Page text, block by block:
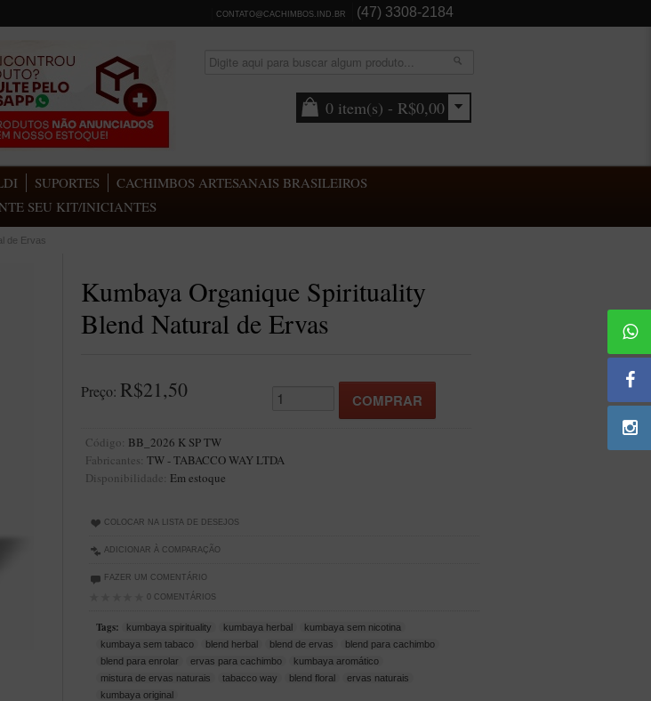
CONTATO@CACHIMBOS.IND.BR (47) 3308-2184
0 item(s) - R$0,00
SUPORTES
CACHIMBOS ARTESANAIS BRASILEIROS
SEU KIT/INICIANTES
de Ervas
Kumbaya Organique Spirituality
Blend Natural de Ervas
Preço: R$21,50
Código: BB_2026 K SP TW
Fabricantes: TW - TABACCO WAY LTDA
Disponibilidade: Em estoque
COLOCAR NA LISTA DE DESEJOS
ADICIONAR À COMPARAÇÃO
FAZER UM COMENTÁRIO
0 COMENTÁRIOS
Tags: kumbaya spirituality kumbaya herbal
kumbaya sem nicotina
kumbaya sem tabaco
blend herbal blend de ervas
blend para cachimbo
blend para enrolar
ervas para cachimbo
kumbaya aromático
mistura de ervas naturais
tabacco way blend floral
ervas naturais
kumbaya original